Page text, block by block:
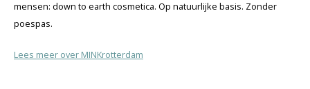
mensen: down to earth cosmetica. Op natuurlijke basis. Zonder
poespas.
Lees meer over MINKrotterdam